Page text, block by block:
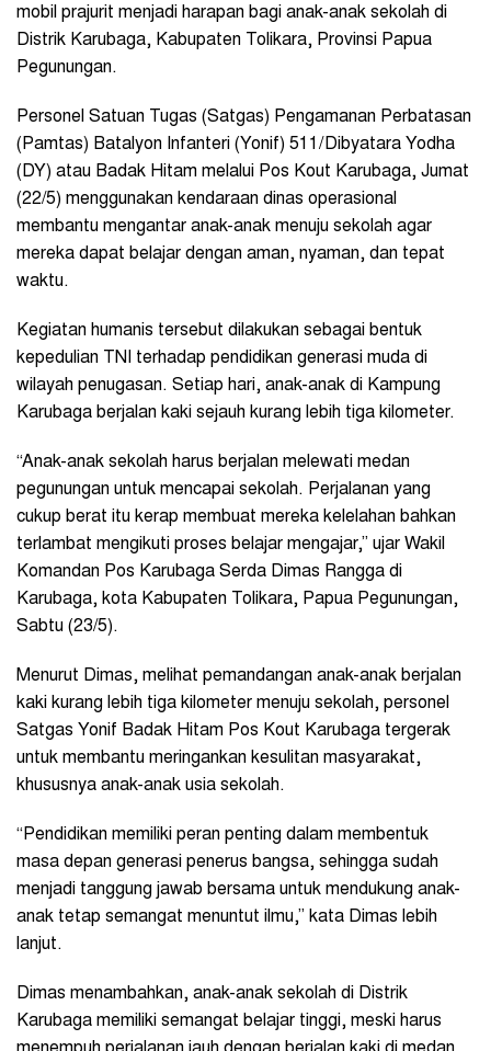
mobil prajurit menjadi harapan bagi anak-anak sekolah di
Distrik Karubaga, Kabupaten Tolikara, Provinsi Papua
Pegunungan.
Personel Satuan Tugas (Satgas) Pengamanan Perbatasan
(Pamtas) Batalyon Infanteri (Yonif) 511/Dibyatara Yodha
(DY) atau Badak Hitam melalui Pos Kout Karubaga, Jumat
(22/5) menggunakan kendaraan dinas operasional
membantu mengantar anak-anak menuju sekolah agar
mereka dapat belajar dengan aman, nyaman, dan tepat
waktu.
Kegiatan humanis tersebut dilakukan sebagai bentuk
kepedulian TNI terhadap pendidikan generasi muda di
wilayah penugasan. Setiap hari, anak-anak di Kampung
Karubaga berjalan kaki sejauh kurang lebih tiga kilometer.
“Anak-anak sekolah harus berjalan melewati medan
pegunungan untuk mencapai sekolah. Perjalanan yang
cukup berat itu kerap membuat mereka kelelahan bahkan
terlambat mengikuti proses belajar mengajar,” ujar Wakil
Komandan Pos Karubaga Serda Dimas Rangga di
Karubaga, kota Kabupaten Tolikara, Papua Pegunungan,
Sabtu (23/5).
Menurut Dimas, melihat pemandangan anak-anak berjalan
kaki kurang lebih tiga kilometer menuju sekolah, personel
Satgas Yonif Badak Hitam Pos Kout Karubaga tergerak
untuk membantu meringankan kesulitan masyarakat,
khususnya anak-anak usia sekolah.
“Pendidikan memiliki peran penting dalam membentuk
masa depan generasi penerus bangsa, sehingga sudah
menjadi tanggung jawab bersama untuk mendukung anak-
anak tetap semangat menuntut ilmu,” kata Dimas lebih
lanjut.
Dimas menambahkan, anak-anak sekolah di Distrik
Karubaga memiliki semangat belajar tinggi, meski harus